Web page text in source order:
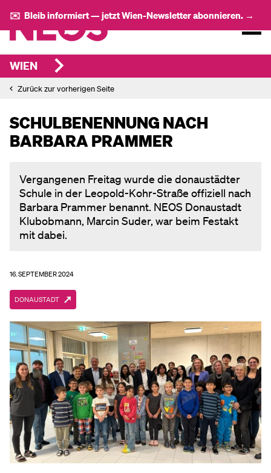
✉️ Bleib informiert — jetzt Wien-Newsletter abonnieren. →
WIEN
Zurück zur vorherigen Seite
SCHULBENENNUNG NACH
BARBARA PRAMMER
Vergangenen Freitag wurde die donaustädter
Schule in der Leopold-Kohr-Straße offiziell nach
Barbara Prammer benannt. NEOS Donaustadt
Klubobmann, Marcin Suder, war beim Festakt
mit dabei.
16. SEPTEMBER 2024
DONAUSTADT